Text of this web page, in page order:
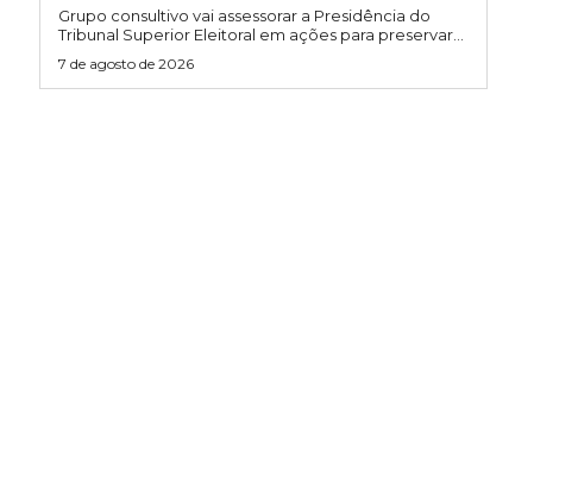
Grupo consultivo vai assessorar a Presidência do
Tribunal Superior Eleitoral em ações para preservar...
7 de agosto de 2026